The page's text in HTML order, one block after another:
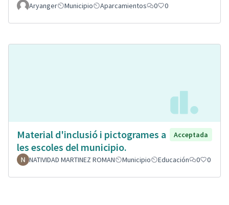
Aryanger Municipio Aparcamientos 0 0
Material d'inclusió i pictogrames a
les escoles del municipio.
Acceptada
NATIVIDAD MARTINEZ ROMAN Municipio Educación 0 0